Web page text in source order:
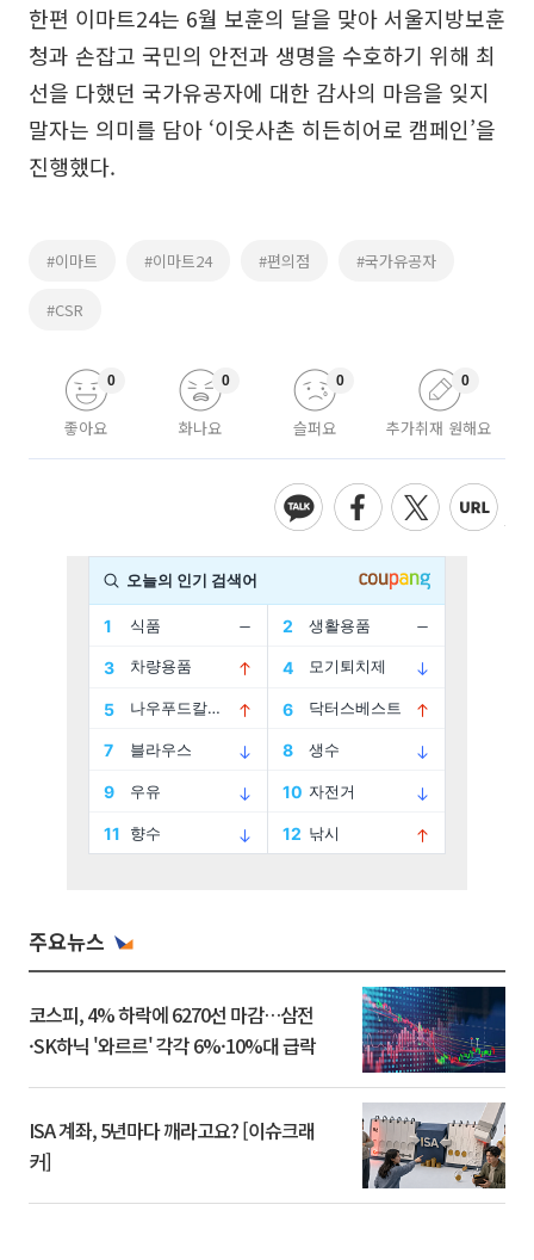
한편 이마트24는 6월 보훈의 달을 맞아 서울지방보훈
청과 손잡고 국민의 안전과 생명을 수호하기 위해 최
선을 다했던 국가유공자에 대한 감사의 마음을 잊지
말자는 의미를 담아 ‘이웃사촌 히든히어로 캠페인’을
진행했다.
#이마트 #이마트24 #편의점 #국가유공자
#CSR
좋아요
0
화나요
0
슬퍼요
0
추가취재 원해요
0
주요뉴스
코스피, 4% 하락에 6270선 마감…삼전
·SK하닉 '와르르' 각각 6%·10%대 급락
ISA 계좌, 5년마다 깨라고요? [이슈크래
커]